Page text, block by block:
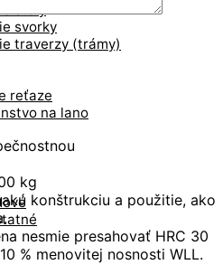
stoly
svorky
traverzy (trámy)
reťaze
na lano
kg
konštrukciu a použitie, ako
nesmie presahovať HRC 30
% menovitej nosnosti WLL.